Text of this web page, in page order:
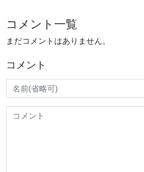
コメント一覧
まだコメントはありません。
コメント